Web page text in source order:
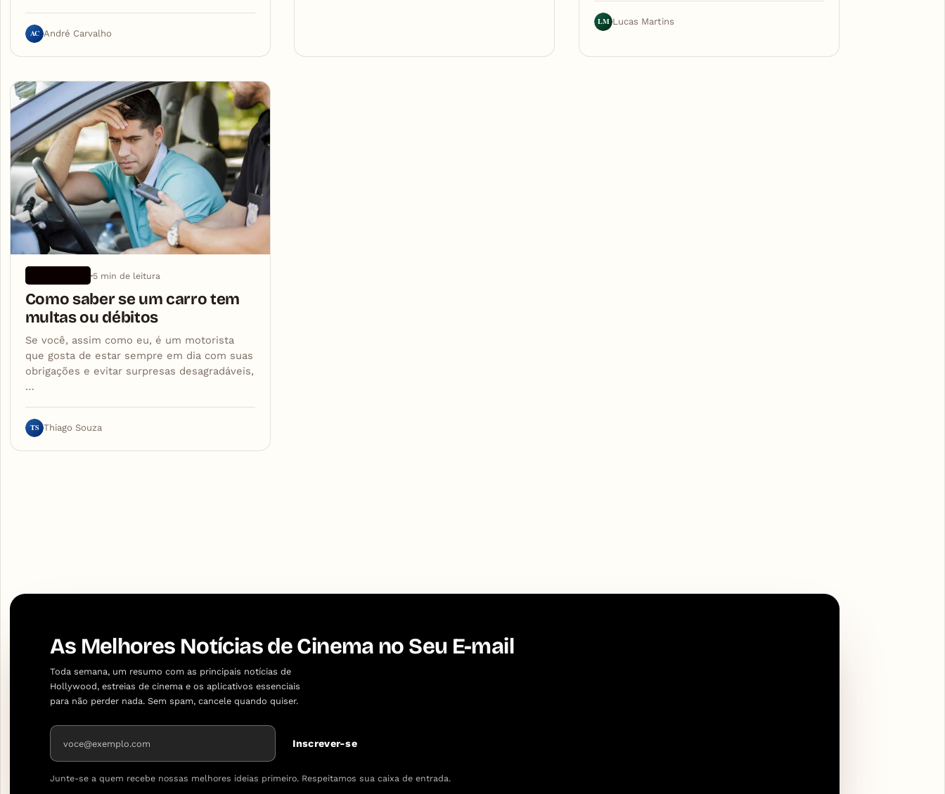
AC André Carvalho
LM Lucas Martins
5 min de leitura
Como saber se um carro tem
multas ou débitos
Se você, assim como eu, é um motorista
que gosta de estar sempre em dia com suas
obrigações e evitar surpresas desagradáveis,
…
TS Thiago Souza
As Melhores Notícias de Cinema no Seu E-mail
Toda semana, um resumo com as principais notícias de
Hollywood, estreias de cinema e os aplicativos essenciais
para não perder nada. Sem spam, cancele quando quiser.
Endereço de e-mail
Inscrever-se
Junte-se a quem recebe nossas melhores ideias primeiro. Respeitamos sua caixa de entrada.